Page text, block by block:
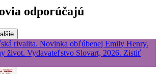
odporúčajú